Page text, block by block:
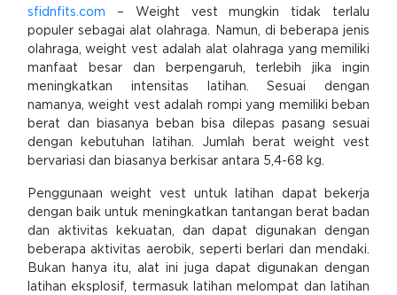
sfidnfits.com – Weight vest mungkin tidak terlalu
populer sebagai alat olahraga. Namun, di beberapa jenis
olahraga, weight vest adalah alat olahraga yang memiliki
manfaat besar dan berpengaruh, terlebih jika ingin
meningkatkan intensitas latihan. Sesuai dengan
namanya, weight vest adalah rompi yang memiliki beban
berat dan biasanya beban bisa dilepas pasang sesuai
dengan kebutuhan latihan. Jumlah berat weight vest
bervariasi dan biasanya berkisar antara 5,4-68 kg.
Penggunaan weight vest untuk latihan dapat bekerja
dengan baik untuk meningkatkan tantangan berat badan
dan aktivitas kekuatan, dan dapat digunakan dengan
beberapa aktivitas aerobik, seperti berlari dan mendaki.
Bukan hanya itu, alat ini juga dapat digunakan dengan
latihan eksplosif, termasuk latihan melompat dan latihan